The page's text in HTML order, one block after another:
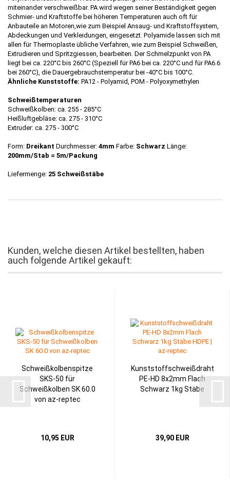
miteinander verschweißbar. PA wird wegen seiner Beständigkeit gegen
Schmier- und Kraftstoffe bei höheren Temperaturen auch oft für
Anbauteile an Motoren,wie zum Beispiel Ansaug- und Kraftstoffsystem,
Abdeckungen und Verkleidungen, eingesetzt. Polyamide lassen sich mit
allen für Thermoplaste übliche Verfahren, wie zum Beispiel Schweißen,
Extrudieren und Spritzgiessen, bearbeiten. Der Schmelzpunkt von PA
liegt bei ca. 220°C bis 260°C (Speziell für PA6 bei ca. 220°C und für PA6.6
bei 260°C), die Dauergebrauchstemperatur bei -40°C bis 100°C.
Ähnliche Kunststoffe: PA12 - Polyamid, POM - Polyoxymethylen
Schweißtemperaturen
Schweißkolben: ca. 255 - 285°C
Heißluftgebläse: ca. 275 - 310°C
Extruder: ca. 275 - 300°C
Form: Dreikant Durchmesser: 4mm Farbe: Schwarz Länge:
200mm/Stab = 5m/Packung
Liefermenge: 25 Schweißstäbe
Kunden, welche diesen Artikel bestellten, haben
auch folgende Artikel gekauft:
Schweißkolbenspitze
SKS-50 für
Schweißkolben SK 60.0
von az-reptec
10,95 EUR
Kunststoffschweißdraht
PE-HD 8x2mm Flach
Schwarz 1kg Stäbe
39,90 EUR